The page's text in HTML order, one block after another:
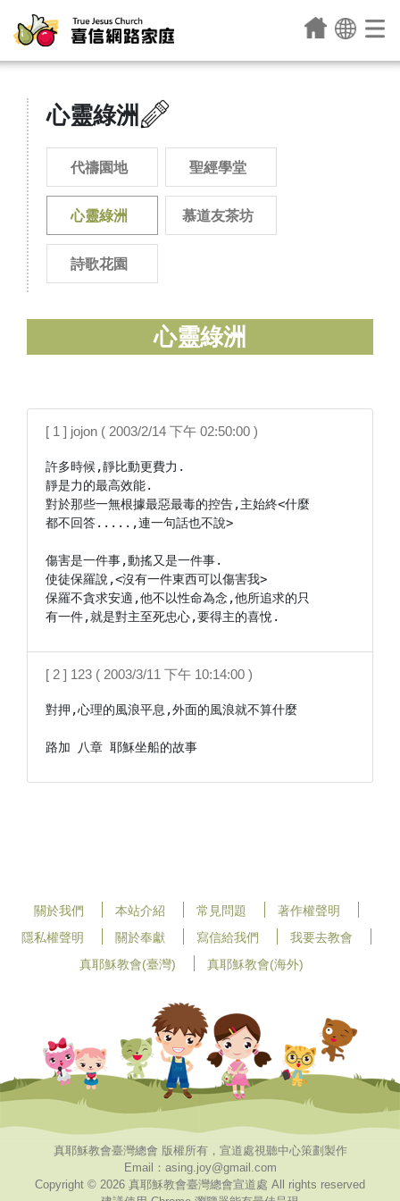
心靈綠洲
代禱園地 聖經學堂
心靈綠洲 慕道友茶坊
詩歌花園
心靈綠洲
[ 1 ] jojon ( 2003/2/14 下午 02:50:00 )
許多時候,靜比動更費力.
靜是力的最高效能.
對於那些一無根據最惡最毒的控告,主始終<什麼
都不回答.....,連一句話也不說>
傷害是一件事,動搖又是一件事.
使徒保羅說,<沒有一件東西可以傷害我>
保羅不貪求安適,他不以性命為念,他所追求的只
有一件,就是對主至死忠心,要得主的喜悅.
[ 2 ] 123 ( 2003/3/11 下午 10:14:00 )
對押,心理的風浪平息,外面的風浪就不算什麼
關於我們 本站介紹 常見問題
著作權聲明
隱私權聲明
關於奉獻 寫信給我們
我要去教會
真耶穌教會(臺灣)
真耶穌教會(海外)
真耶穌教會臺灣總會 版權所有，宣道處視聽中心策劃製作
Email：asing.joy@gmail.com
Copyright © 2026 真耶穌教會臺灣總會宣道處 All rights reserved